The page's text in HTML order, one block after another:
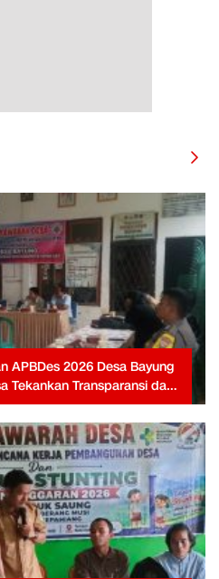
APBDes 2026 Desa Bayung
Tekankan Transparansi dan
Warga